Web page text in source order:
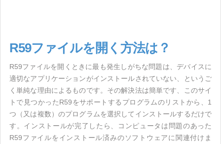
R59ファイルを開く方法は？
R59ファイルを開くときに最も発生しがちな問題は、デバイスに
適切なアプリケーションがインストールされていない、というご
く単純な理由によるものです。その解決法は簡単です、このサイ
トで見つかったR59をサポートするプログラムのリストから、1
つ（又は複数）のプログラムを選択してインストールするだけで
す。インストールが完了したら、コンピュータは問題のあった
R59ファイルをインストール済みのソフトウェアに関連付けま